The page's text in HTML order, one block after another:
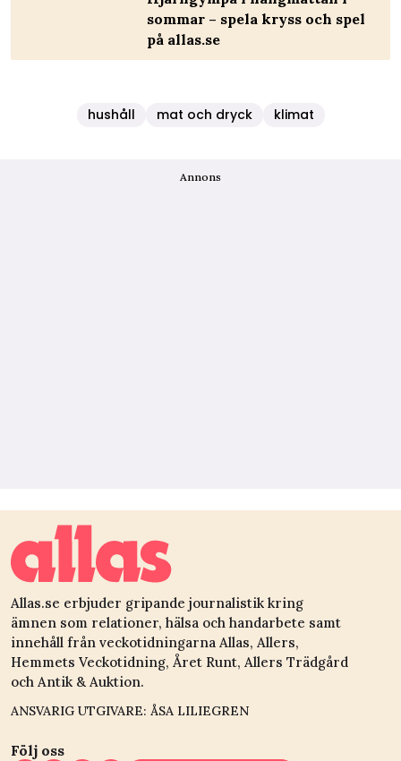
sommar – spela kryss och spel
på allas.se
hushåll mat och dryck klimat
Annons
Allas.se erbjuder gripande journalistik kring
ämnen som relationer, hälsa och handarbete samt
innehåll från veckotidningarna Allas, Allers,
Hemmets Veckotidning, Året Runt, Allers Trädgård
och Antik & Auktion.
ANSVARIG UTGIVARE: ÅSA LILIEGREN
Följ oss